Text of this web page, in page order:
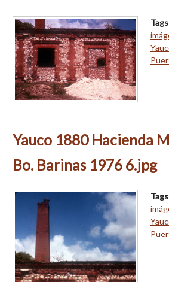
Yauco 1880 Hacienda
Bo. Barinas 1976 6.jpg